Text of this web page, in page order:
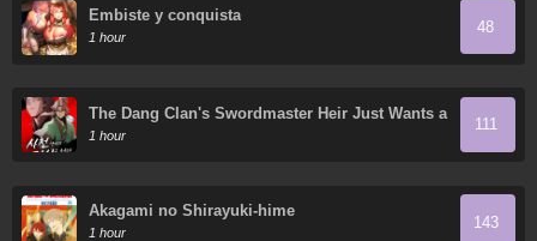
Embiste y conquista
1 hour
48
The Dang Clan's Swordmaster Heir Just Wants a
Normal Life
1 hour
111
Akagami no Shirayuki-hime
1 hour
143